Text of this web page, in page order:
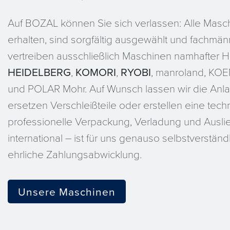
Auf BOZAL können Sie sich verlassen: Alle
erhalten, sind sorgfältig ausgewählt und
vertreiben ausschließlich Maschinen namhafter
HEIDELBERG, KOMORI, RYOBI, manroland,
und POLAR Mohr. Auf Wunsch lassen wir die
ersetzen Verschleißteile oder erstellen eine
professionelle Verpackung, Verladung und
international – ist für uns genauso
ehrliche Zahlungsabwicklung.
Unsere Maschinen